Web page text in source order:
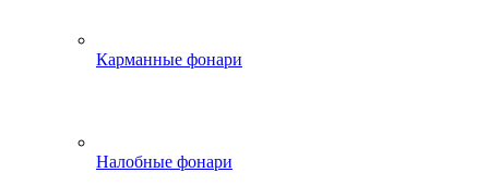
Карманные фонари
Налобные фонари